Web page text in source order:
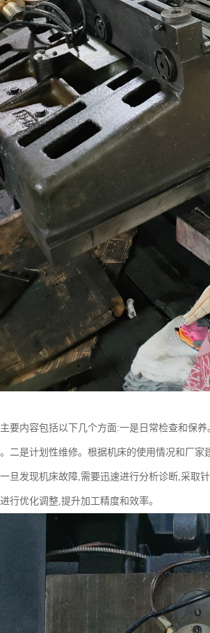
要内容包括以下几个方面:一是日常检查和保
二是计划性维修。根据机床的使用情况和厂
旦发现机床故障,需要迅速进行分析诊断,采取
行优化调整,提升加工精度和效率。